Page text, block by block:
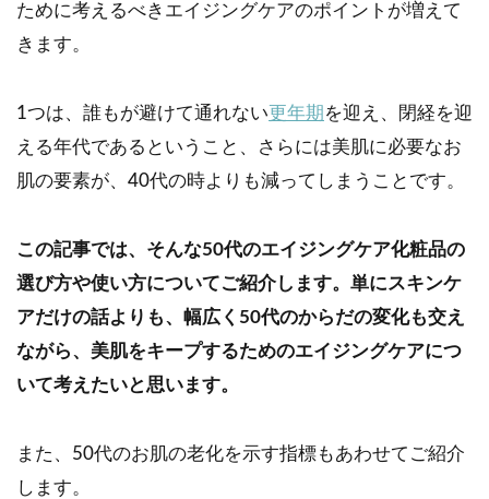
ために考えるべきエイジングケアのポイントが増えて
きます。
1つは、誰もが避けて通れない更年期 を迎え、閉経を迎
える年代であるということ、さらには美肌に必要なお
肌の要素が、40代の時よりも減ってしまうことです。
この記事では、そんな50代のエイジングケア化粧品の
選び方や使い方についてご紹介します。単にスキンケ
アだけの話よりも、幅広く50代のからだの変化も交え
ながら、美肌をキープするためのエイジングケアにつ
いて考えたいと思います。
また、50代のお肌の老化を示す指標もあわせてご紹介
します。